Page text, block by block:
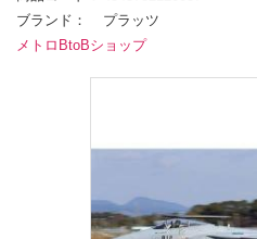
ブランド
プラッツ
メトロBtoBショップ